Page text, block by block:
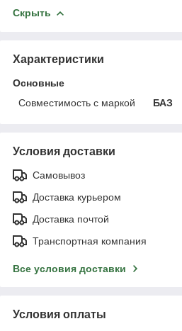
Скрыть
Характеристики
Основные
Совместимость с маркой
БАЗ
Условия доставки
Самовывоз
Доставка курьером
Доставка почтой
Транспортная компания
Все условия доставки
Условия оплаты